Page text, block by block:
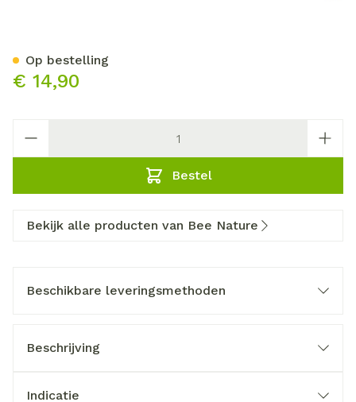
€ 14,90
Bestel
Op bestelling
Bekijk alle producten van Bee Nature
Beschikbare leveringsmethoden
Beschrijving
Indicatie